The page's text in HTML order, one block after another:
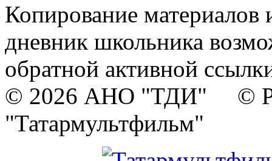
Копирование материалов
дневник школьника
обратной активной
© 2026 АНО "ТДИ" ©
"Татармультфильм"